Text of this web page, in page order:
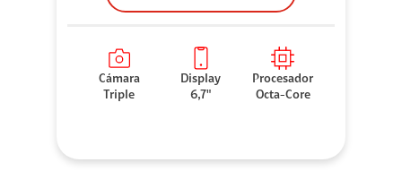
Cámara
Triple
Display
6,7"
Procesador
Octa-Core